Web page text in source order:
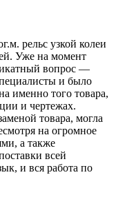
рельс узкой колеи
Уже на момент
вопрос —
и было
именно того товара,
и чертежах.
товара, могла
на огромное
а также
всей
и вся работа по